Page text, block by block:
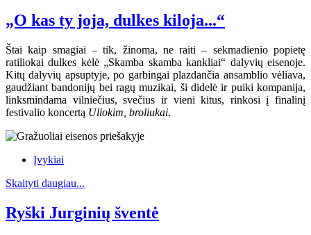
„O kas ty joja, dulkes kiloja...“
Štai kaip smagiai – tik, žinoma, ne raiti – sekmadienio popietę
ratiliokai dulkes kėlė „Skamba skamba kankliai“ dalyvių eisenoje.
Kitų dalyvių apsuptyje, po garbingai plazdančia ansamblio vėliava,
gaudžiant bandonijų bei ragų muzikai, ši didelė ir puiki kompanija,
linksmindama vilniečius, svečius ir vieni kitus, rinkosi į finalinį
festivalio koncertą Uliokim, broliukai.
Įvykiai
Skaityti daugiau...
Ryški Jurginių šventė